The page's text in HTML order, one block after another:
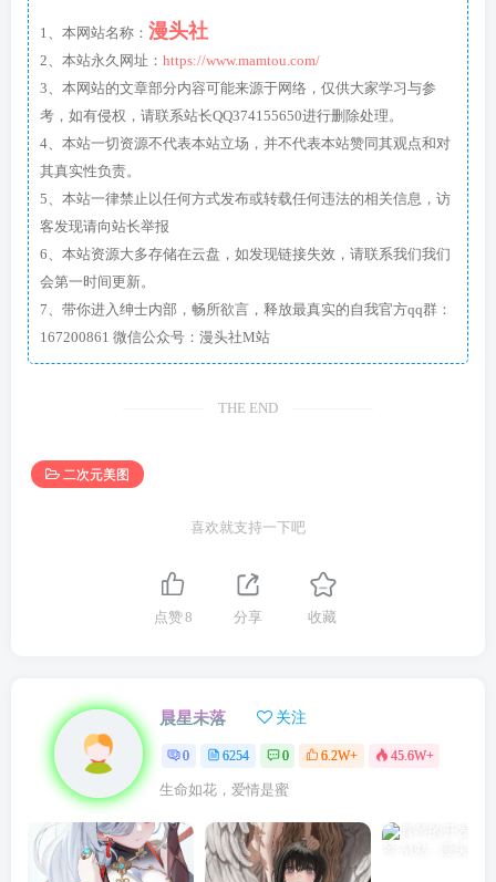
1、本网站名称： 漫头社
2、本站永久网址： https://www.mamtou.com/
3、本网站的文章部分内容可能来源于网络，仅供大家学习与参
考，如有侵权，请联系站长QQ374155650进行删除处理。
4、本站一切资源不代表本站立场，并不代表本站赞同其观点和对
其真实性负责。
5、本站一律禁止以任何方式发布或转载任何违法的相关信息，访
客发现请向站长举报
6、本站资源大多存储在云盘，如发现链接失效，请联系我们我们
会第一时间更新。
7、带你进入绅士内部，畅所欲言，释放最真实的自我官方qq群：
167200861 微信公众号：漫头社M站
THE END
二次元美图
喜欢就支持一下吧
点赞8 分享 收藏
晨星未落 关注
0 6254 0 6.2W+ 45.6W+
生命如花，爱情是蜜